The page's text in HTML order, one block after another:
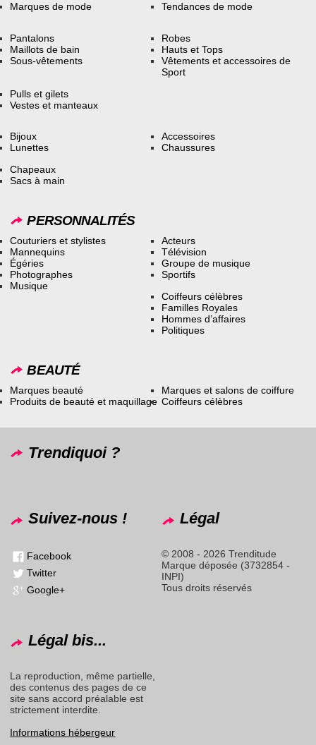
Marques de mode Tendances de mode
Pantalons
Maillots de bain
Sous-vêtements
Robes
Hauts et Tops
Vêtements et accessoires de
Sport
Pulls et gilets
Vestes et manteaux
Bijoux
Lunettes
Accessoires
Chaussures
Chapeaux
Sacs à main
PERSONNALITÉS
Couturiers et stylistes
Mannequins
Égéries
Photographes
Musique
Acteurs
Télévision
Groupe de musique
Sportifs
Coiffeurs célèbres
Familles Royales
Hommes d’affaires
Politiques
BEAUTÉ
Marques beauté
Produits de beauté et maquillage
Marques et salons de coiffure
Coiffeurs célèbres
Trendiquoi ?
Suivez-nous !
Facebook
Twitter
Google+
Légal
© 2008 - 2026 Trenditude
Marque déposée (3732854 -
INPI)
Tous droits réservés
Légal bis...
La reproduction, même partielle,
des contenus des pages de ce
site sans accord préalable est
strictement interdite.
Informations hébergeur